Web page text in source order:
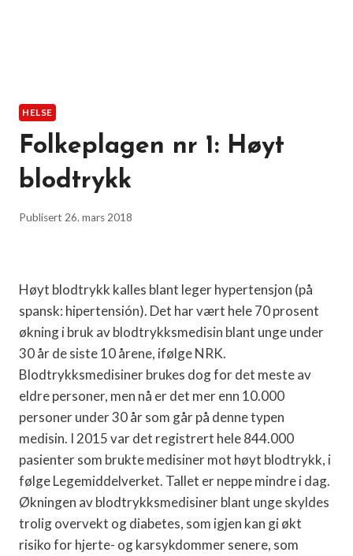
HELSE
Folkeplagen nr 1: Høyt
blodtrykk
Publisert 26. mars 2018
Høyt blodtrykk kalles blant leger hypertensjon (på
spansk: hipertensión). Det har vært hele 70 prosent
økning i bruk av blodtrykksmedisin blant unge under
30 år de siste 10 årene, ifølge NRK.
Blodtrykksmedisiner brukes dog for det meste av
eldre personer, men nå er det mer enn 10.000
personer under 30 år som går på denne typen
medisin. I 2015 var det registrert hele 844.000
pasienter som brukte medisiner mot høyt blodtrykk, i
følge Legemiddelverket. Tallet er neppe mindre i dag.
Økningen av blodtrykksmedisiner blant unge skyldes
trolig overvekt og diabetes, som igjen kan gi økt
risiko for hjerte- og karsykdommer senere, som